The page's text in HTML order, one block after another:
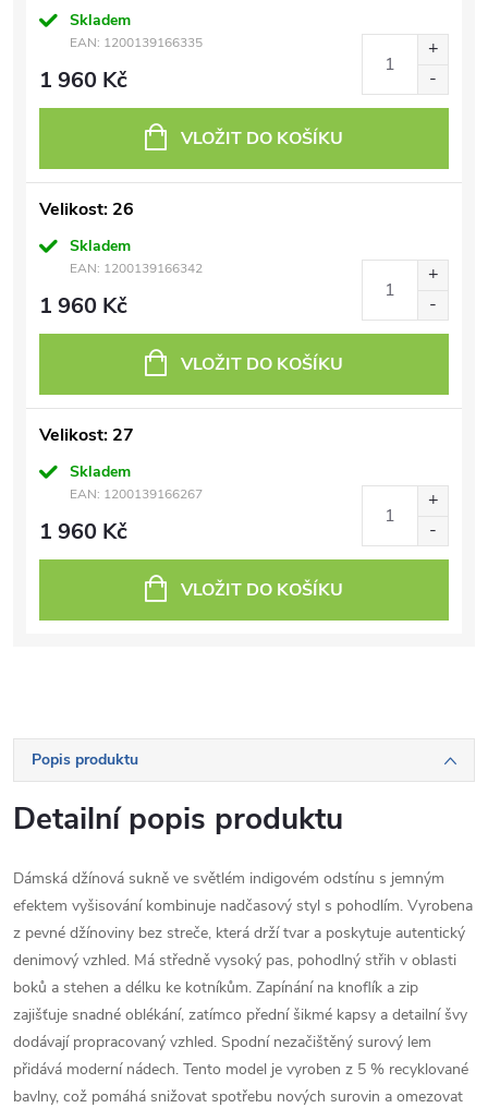
Skladem
EAN: 1200139166335
1 960 Kč
VLOŽIT DO KOŠÍKU
Velikost: 26
Skladem
EAN: 1200139166342
1 960 Kč
VLOŽIT DO KOŠÍKU
Velikost: 27
Skladem
EAN: 1200139166267
1 960 Kč
VLOŽIT DO KOŠÍKU
Popis produktu
Detailní popis produktu
Dámská džínová sukně ve světlém indigovém odstínu s jemným
efektem vyšisování kombinuje nadčasový styl s pohodlím. Vyrobena
z pevné džínoviny bez streče, která drží tvar a poskytuje autentický
denimový vzhled. Má středně vysoký pas, pohodlný střih v oblasti
boků a stehen a délku ke kotníkům. Zapínání na knoflík a zip
zajišťuje snadné oblékání, zatímco přední šikmé kapsy a detailní švy
dodávají propracovaný vzhled. Spodní nezačištěný surový lem
přidává moderní nádech. Tento model je vyroben z 5 % recyklované
bavlny, což pomáhá snižovat spotřebu nových surovin a omezovat